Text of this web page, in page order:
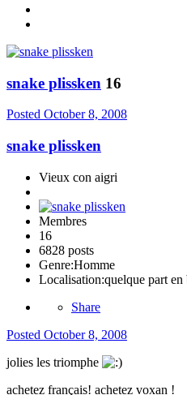
snake plissken 16
Posted October 8, 2008
snake plissken
Vieux con aigri
Membres
16
6828 posts
Genre:Homme
Localisation:quelque part en
Share
Posted October 8, 2008
jolies les triomphe
achetez français! achetez voxan !